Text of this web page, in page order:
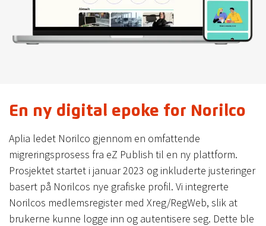
En ny digital epoke for Norilco
Aplia ledet Norilco gjennom en omfattende
migreringsprosess fra eZ Publish til en ny plattform.
Prosjektet startet i januar 2023 og inkluderte justeringer
basert på Norilcos nye grafiske profil. Vi integrerte
Norilcos medlemsregister med Xreg/RegWeb, slik at
brukerne kunne logge inn og autentisere seg. Dette ble